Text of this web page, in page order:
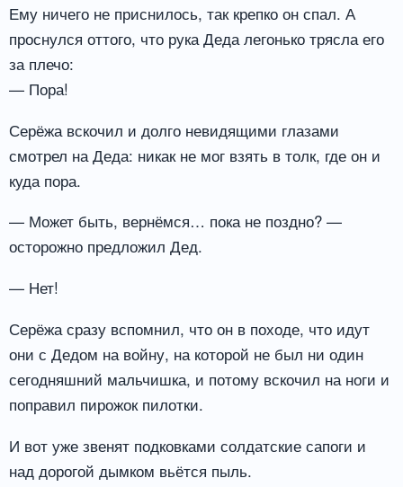
Ему ничего не приснилось, так крепко он спал. А
проснулся оттого, что рука Деда легонько трясла его
за плечо:
— Пора!
Серёжа вскочил и долго невидящими глазами
смотрел на Деда: никак не мог взять в толк, где он и
куда пора.
— Может быть, вернёмся… пока не поздно? —
осторожно предложил Дед.
— Нет!
Серёжа сразу вспомнил, что он в походе, что идут
они с Дедом на войну, на которой не был ни один
сегодняшний мальчишка, и потому вскочил на ноги и
поправил пирожок пилотки.
И вот уже звенят подковками солдатские сапоги и
над дорогой дымком вьётся пыль.